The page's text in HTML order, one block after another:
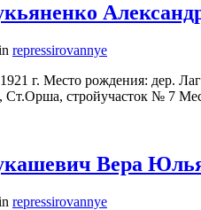
repressirovannye
г. Место рождения: дер.
Ст.Орша, стройучасток № 7
Вера
repressirovannye